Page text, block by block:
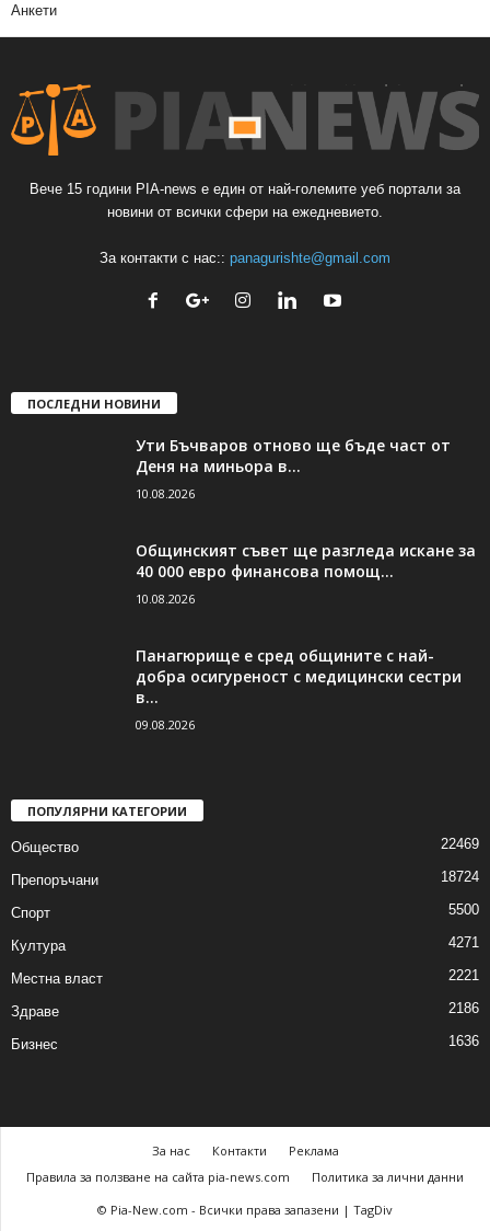
Анкети
Вече 15 години PIA-news е един от най-големите уеб портали за
новини от всички сфери на ежедневието.
За контакти с нас:: panagurishte@gmail.com
ПОСЛЕДНИ НОВИНИ
Ути Бъчваров отново ще бъде част от
Деня на миньора в...
10.08.2026
Общинският съвет ще разгледа искане за
40 000 евро финансова помощ...
10.08.2026
Панагюрище е сред общините с най-
добра осигуреност с медицински сестри
в...
09.08.2026
ПОПУЛЯРНИ КАТЕГОРИИ
Общество 22469
Препоръчани 18724
Спорт 5500
Култура 4271
Местна власт 2221
Здраве 2186
Бизнес 1636
За нас Контакти
Реклама
Правила за ползване на сайта pia-news.com
Политика за лични данни
© Pia-New.com - Всички права запазени | TagDiv